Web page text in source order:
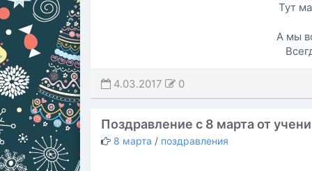
Тут
А мы
4.03.2017 0
Поздравление с 8 марта от
8 марта / поздравления